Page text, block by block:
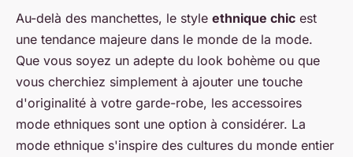
Au-delà des manchettes, le style ethnique chic est
une tendance majeure dans le monde de la mode.
Que vous soyez un adepte du look bohème ou que
vous cherchiez simplement à ajouter une touche
d'originalité à votre garde-robe, les accessoires
mode ethniques sont une option à considérer. La
mode ethnique s'inspire des cultures du monde entier